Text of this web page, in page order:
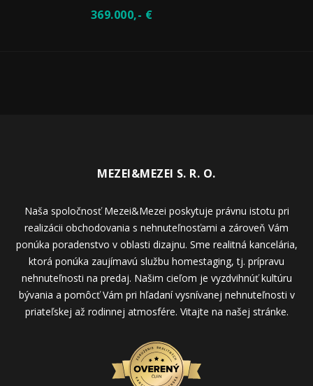
369.000,- €
MEZEI&MEZEI S. R. O.
Naša spoločnosť Mezei&Mezei poskytuje právnu istotu pri
realizácii obchodovania s nehnuteľnosťami a zároveň Vám
ponúka poradenstvo v oblasti dizajnu. Sme realitná kancelária,
ktorá ponúka zaujímavú službu homestaging, tj. prípravu
nehnuteľnosti na predaj. Našim cieľom je vyzdvihnúť kultúru
bývania a pomôcť Vám pri hľadaní vysnívanej nehnuteľnosti v
priateľskej až rodinnej atmosfére. Vitajte na našej stránke.